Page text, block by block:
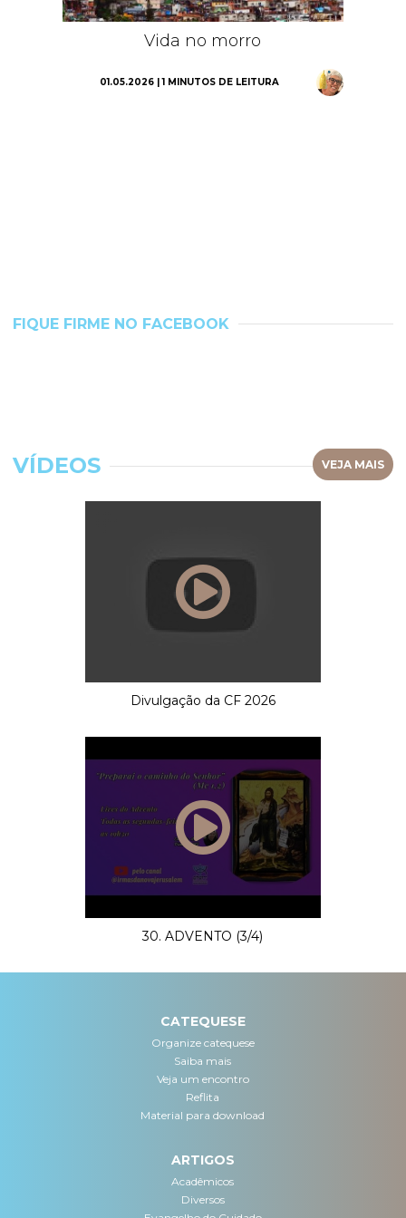
Vida no morro
01.05.2026 | 1 MINUTOS DE LEITURA
FIQUE FIRME NO FACEBOOK
VÍDEOS VEJA MAIS
Divulgação da CF 2026
30. ADVENTO (3/4)
CATEQUESE
Organize catequese
Saiba mais
Veja um encontro
Reflita
Material para download
ARTIGOS
Acadêmicos
Diversos